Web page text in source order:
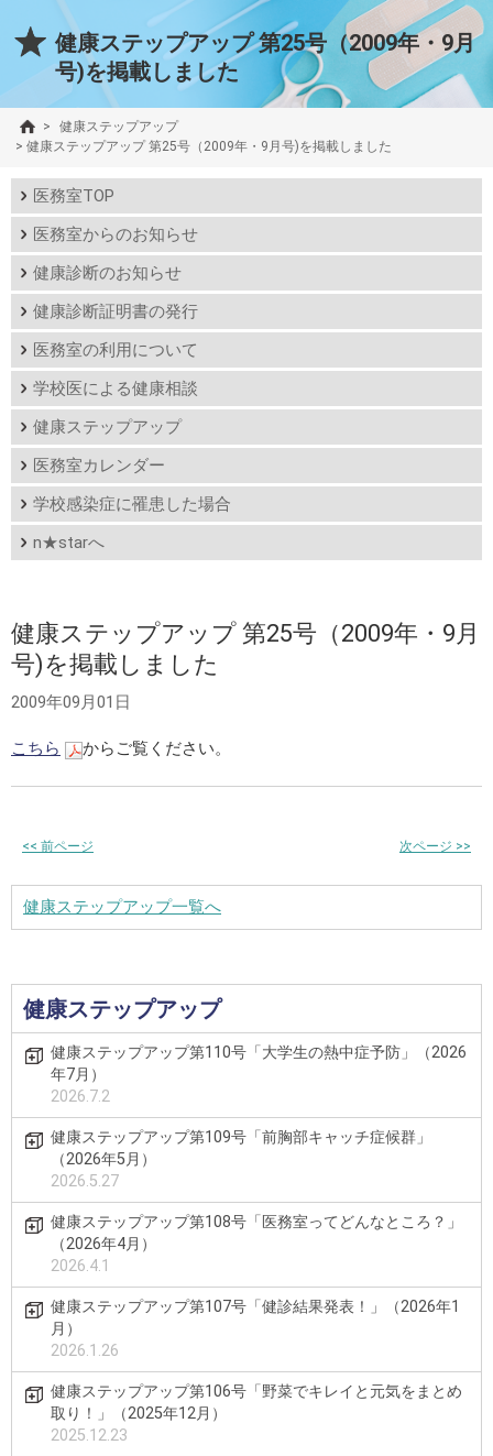
健康ステップアップ 第25号（2009年・9月
号)を掲載しました
>
健康ステップアップ
> 健康ステップアップ 第25号（2009年・9月号)を掲載しました
医務室TOP
医務室からのお知らせ
健康診断のお知らせ
健康診断証明書の発行
医務室の利用について
学校医による健康相談
健康ステップアップ
医務室カレンダー
学校感染症に罹患した場合
n★starへ
健康ステップアップ 第25号（2009年・9月
号)を掲載しました
2009年09月01日
こちら からご覧ください。
<< 前ページ 次ページ >>
健康ステップアップ一覧へ
健康ステップアップ
健康ステップアップ第110号「大学生の熱中症予防」（2026
年7月）
2026.7.2
健康ステップアップ第109号「前胸部キャッチ症候群」
（2026年5月）
2026.5.27
健康ステップアップ第108号「医務室ってどんなところ？」
（2026年4月）
2026.4.1
健康ステップアップ第107号「健診結果発表！」（2026年1
月）
2026.1.26
健康ステップアップ第106号「野菜でキレイと元気をまとめ
取り！」（2025年12月）
2025.12.23